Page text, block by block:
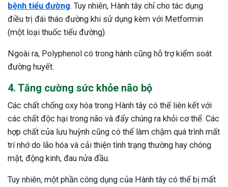
bệnh tiểu đường. Tuy nhiên, Hành tây chỉ cho tác dụng
điều trị đái tháo đường khi sử dụng kèm với Metformin
(một loại thuốc tiểu đường).
Ngoài ra, Polyphenol có trong hành cũng hỗ trợ kiểm soát
đường huyết.
4. Tăng cường sức khỏe não bộ
Các chất chống oxy hóa trong Hành tây có thể liên kết với
các chất độc hại trong não và đẩy chúng ra khỏi cơ thể. Các
hợp chất của lưu huỳnh cũng có thể làm chậm quá trình mất
trí nhớ do lão hóa và cải thiện tình trạng thường hay chóng
mặt, động kinh, đau nửa đầu.
Tuy nhiên, một phần công dụng của Hành tây có thể bị mất